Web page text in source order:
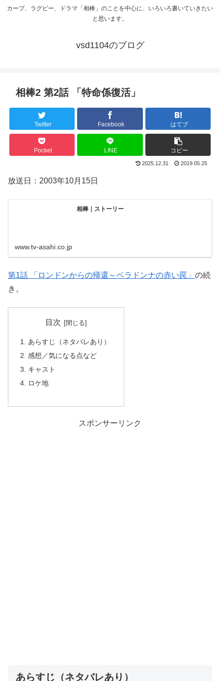
カープ、ラグビー、ドラマ「相棒」のことを中心に、いろいろ書いていきたい
と思います。
vsd1104のブログ
相棒2 第2話 「特命係復活」
Twitter Facebook はてブ
Pocket LINE コピー
2025.12.31 2019.05.25
放送日：2003年10月15日
相棒｜ストーリー
www.tv-asahi.co.jp
第1話 「ロンドンからの帰還～ベラドンナの赤い罠」 の続
き。
目次
あらすじ（ネタバレあり）
感想／気になる点など
キャスト
ロケ地
スポンサーリンク
あらすじ（ネタバレあり）